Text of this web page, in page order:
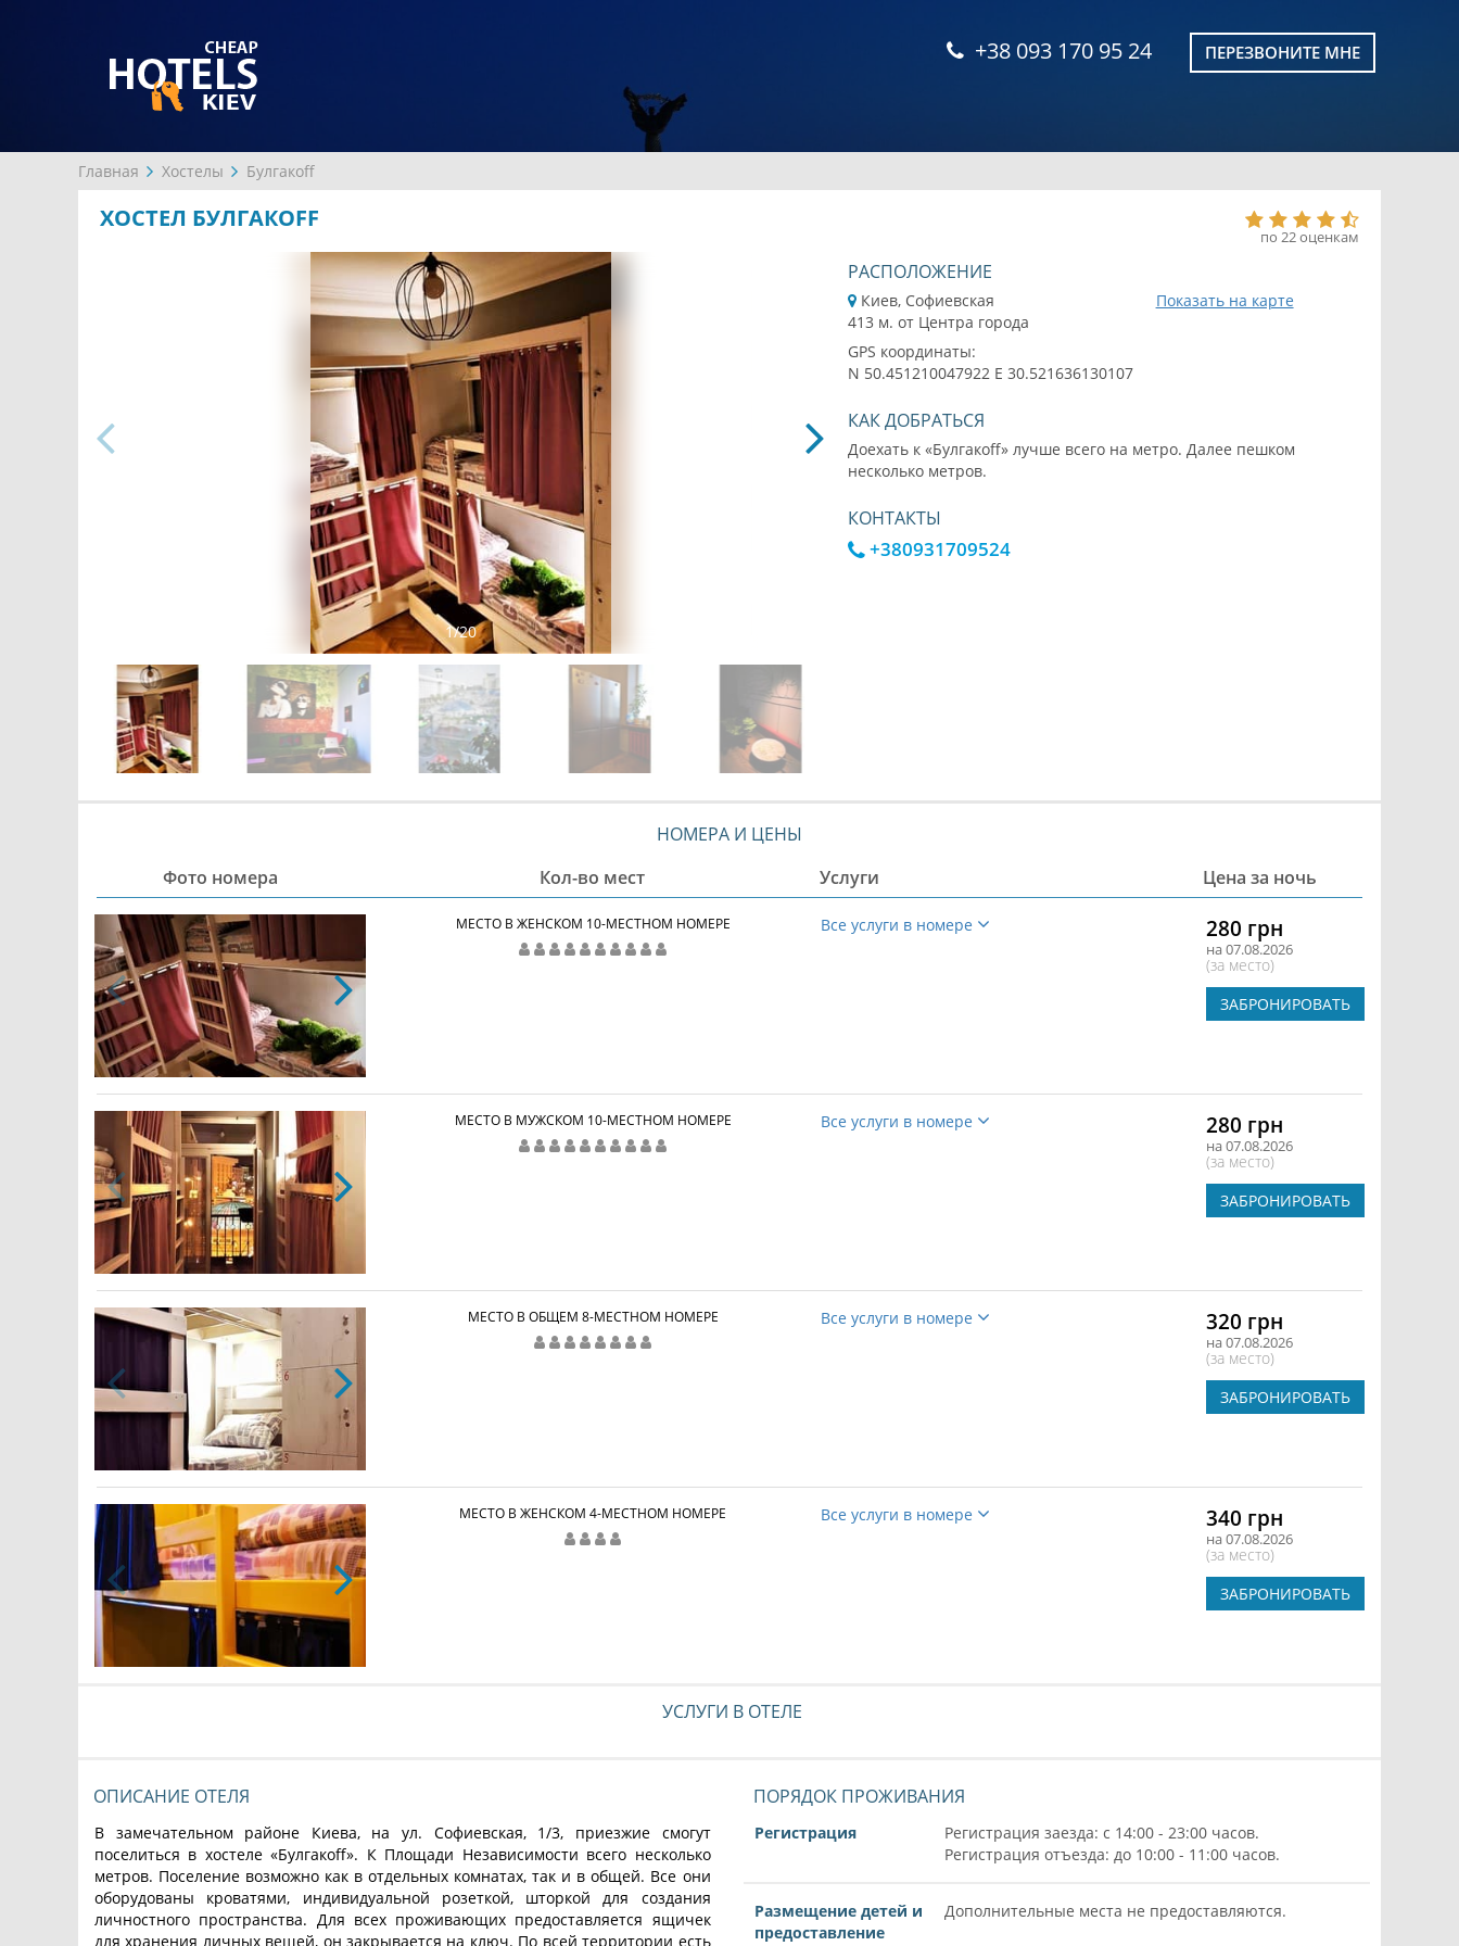
+38 093 170 95 24 ПЕРЕЗВОНИТЕ МНЕ
Главная Хостелы Булгакоff
ХОСТЕЛ БУЛГАКОFF
по 22 оценкам
1/20
РАСПОЛОЖЕНИЕ
Киев, Софиевская
Показать на карте
413 м. от Центра города
GPS координаты:
N 50.451210047922 E 30.521636130107
КАК ДОБРАТЬСЯ
Доехать к «Булгакоff» лучше всего на метро. Далее пешком
несколько метров.
КОНТАКТЫ
+380931709524
НОМЕРА И ЦЕНЫ
Фото номера
Кол-во мест Услуги Цена за ночь
МЕСТО В ЖЕНСКОМ 10-МЕСТНОМ НОМЕРЕ Все услуги в номере 280 грн
на 07.08.2026
(за место)
ЗАБРОНИРОВАТЬ
МЕСТО В МУЖСКОМ 10-МЕСТНОМ НОМЕРЕ Все услуги в номере 280 грн
на 07.08.2026
(за место)
ЗАБРОНИРОВАТЬ
МЕСТО В ОБЩЕМ 8-МЕСТНОМ НОМЕРЕ Все услуги в номере 320 грн
на 07.08.2026
(за место)
ЗАБРОНИРОВАТЬ
МЕСТО В ЖЕНСКОМ 4-МЕСТНОМ НОМЕРЕ Все услуги в номере 340 грн
на 07.08.2026
(за место)
ЗАБРОНИРОВАТЬ
УСЛУГИ В ОТЕЛЕ
ОПИСАНИЕ ОТЕЛЯ
В замечательном районе Киева, на ул. Софиевская, 1/3, приезжие смогут
поселиться в хостеле «Булгакоff». К Площади Независимости всего несколько
метров. Поселение возможно как в отдельных комнатах, так и в общей. Все они
оборудованы кроватями, индивидуальной розеткой, шторкой для создания
личностного пространства. Для всех проживающих предоставляется ящичек
для хранения личных вещей, он закрывается на ключ. По всей территории есть
ПОРЯДОК ПРОЖИВАНИЯ
Регистрация
Регистрация заезда: с 14:00 - 23:00 часов.
Регистрация отъезда: до 10:00 - 11:00 часов.
Размещение детей и
предоставление
Дополнительные места не предоставляются.